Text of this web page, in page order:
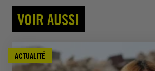
VOIR AUSSI
ACTUALITÉ